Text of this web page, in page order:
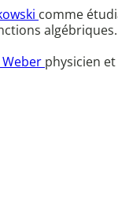
comme
physicien